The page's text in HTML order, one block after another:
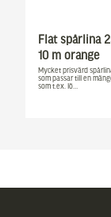
Flat spårlina
10 m orange
Mycket prisvärd
som passar till en
som t.ex. lö…